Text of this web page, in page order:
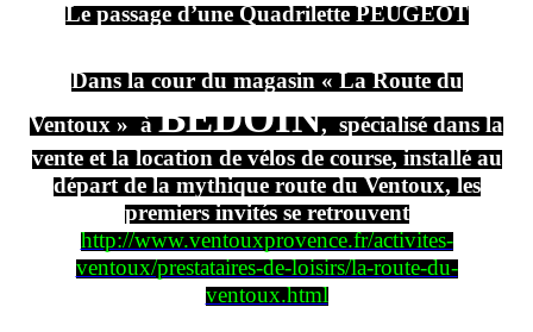
Le passage d’une Quadrilette PEUGEOT
Dans la cour du magasin « La Route du
Ventoux » àBÉDOIN, spécialisé dans la
vente et la location de vélos de course, installé au
départ de la mythique route du Ventoux, les
premiers invités se retrouvent
http://www.ventouxprovence.fr/activites-
ventoux/prestataires-de-loisirs/la-route-du-
ventoux.html